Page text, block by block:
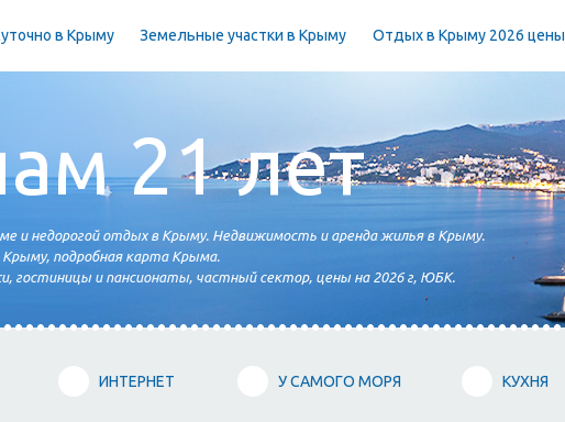
в Крыму Земельные участки в Крыму Отдых в Крыму 2026 цены
21 лет
и недорогой отдых в Крыму. Недвижимость и аренда жилья в Крыму.
подробная карта Крыма.
гостиницы и пансионаты, частный сектор, цены на 2026 г, ЮБК.
ИНТЕРНЕТ У САМОГО МОРЯ КУХНЯ